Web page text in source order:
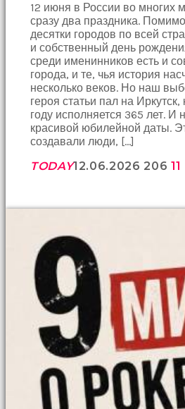
12 июня в России во многих
сразу два праздника.
десятки городов по всей
и собственный день
среди именинников есть и
города, и те, чья история
несколько веков. Но наш
героя статьи пал на
году исполняется 365 лет. И
красивой юбилейной даты.
создавали люди, […]
TODAY12.06.2026 206 11